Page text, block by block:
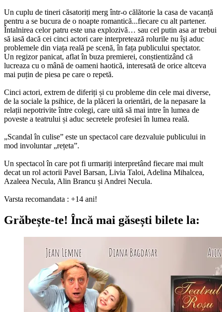
Un cuplu de tineri căsatoriți merg într-o călătorie la casa de vacanță
pentru a se bucura de o noapte romantică...fiecare cu alt partener.
Întalnirea celor patru este una explozivă… sau cel putin asa ar trebui
să iasă dacă cei cinci actori care interpretează rolurile nu își aduc
problemele din viața reală pe scenă, în fața publicului spectator.
Un regizor panicat, aflat în buza premierei, conștientizând că
lucreaza cu o mână de oameni haotică, interesată de orice altceva
mai puțin de piesa pe care o repetă.
Cinci actori, extrem de diferiți și cu probleme din cele mai diverse,
de la sociale la psihice, de la plăceri la orientări, de la nepasare la
relații nepotrivite între colegi, care uită să mai intre în lumea de
poveste a teatrului și aduc secretele profesiei în lumea reală.
„Scandal în culise” este un spectacol care dezvaluie publicului in
mod involuntar „rețeta”.
Un spectacol în care pot fi urmariți interpretând fiecare mai mult
decat un rol actorii Pavel Barsan, Livia Taloi, Adelina Mihalcea,
Azaleea Necula, Alin Brancu și Andrei Necula.
Varsta recomandata : +14 ani!
Grăbește-te! Încă mai găsești bilete la: